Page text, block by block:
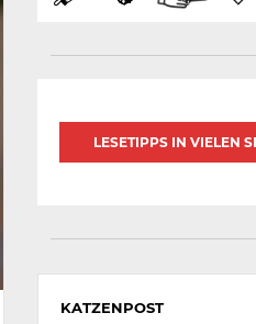
LESETIPPS IN VIELEN
KATZENPOST